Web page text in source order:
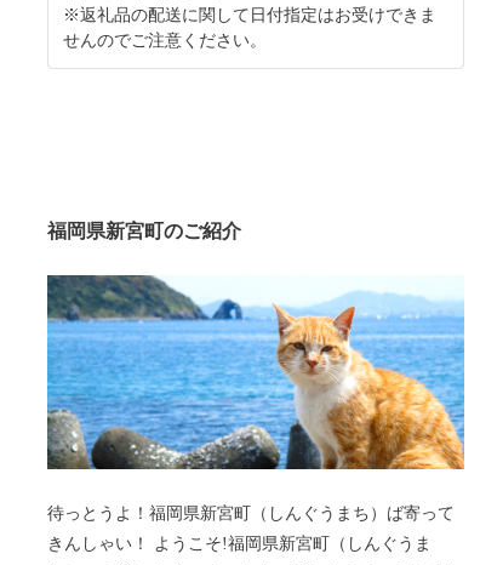
※返礼品の配送に関して日付指定はお受けできま
せんのでご注意ください。
福岡県新宮町のご紹介
待っとうよ！福岡県新宮町（しんぐうまち）ば寄って
きんしゃい！ ようこそ!福岡県新宮町（しんぐうま